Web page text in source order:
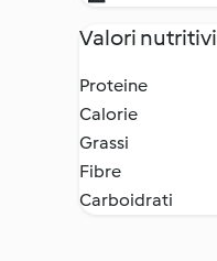
Valori nutritivi
Proteine
Calorie
Grassi
Fibre
Carboidrati